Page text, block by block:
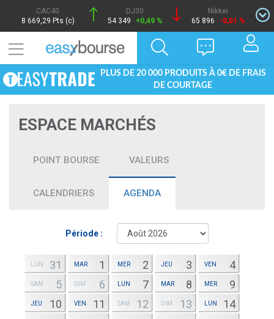
CAC40
8 669,29 Pts (c)
DJ30
54 349
+0,49 %
Nikkei
65 896
-0,61 %
PLUS DE 20 000 PRODUITS À 0€ DE FRAIS
DE COURTAGE
ESPACE MARCHÉS
POINT BOURSE VALEURS
CALENDRIERS AGENDA
Période :
LUN 31 MAR 1 MER 2 JEU 3 VEN 4
SAM 5 DIM 6 LUN 7 MAR 8 MER 9
JEU 10 VEN 11 SAM 12 DIM 13 LUN 14